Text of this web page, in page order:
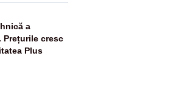
a
Prețurile cresc
Plus